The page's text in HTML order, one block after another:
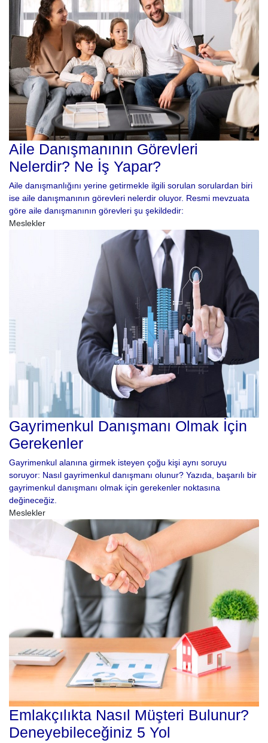
Aile Danışmanının Görevleri
Nelerdir? Ne İş Yapar?
Aile danışmanlığını yerine getirmekle ilgili sorulan sorulardan biri
ise aile danışmanının görevleri nelerdir oluyor. Resmi mevzuata
göre aile danışmanının görevleri şu şekildedir:
Meslekler
Gayrimenkul Danışmanı Olmak İçin
Gerekenler
Gayrimenkul alanına girmek isteyen çoğu kişi aynı soruyu
soruyor: Nasıl gayrimenkul danışmanı olunur? Yazıda, başarılı bir
gayrimenkul danışmanı olmak için gerekenler noktasına
değineceğiz.
Meslekler
Emlakçılıkta Nasıl Müşteri Bulunur?
Deneyebileceğiniz 5 Yol